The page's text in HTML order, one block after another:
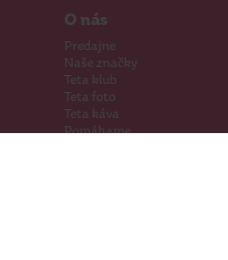
O nás
Predajne
Naše značky
Teta klub
Teta foto
Teta káva
Pomáhame